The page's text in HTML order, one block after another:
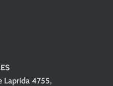
Laprida 4755,